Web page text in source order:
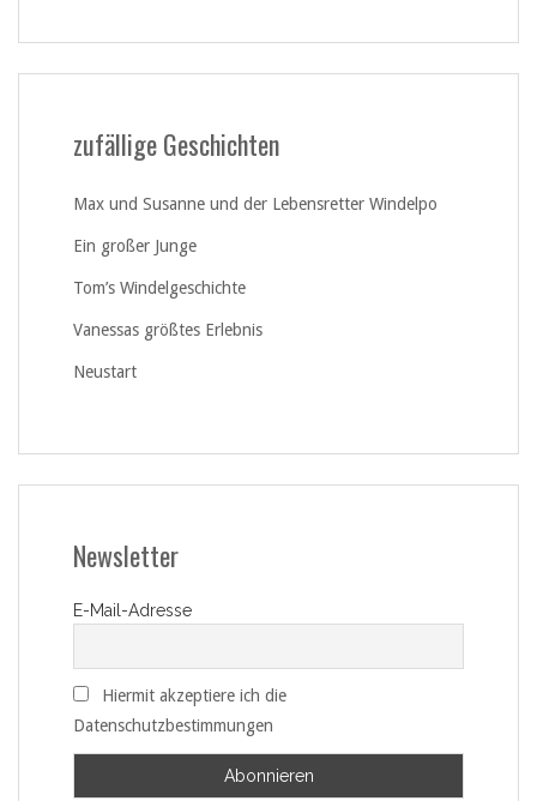
zufällige Geschichten
Max und Susanne und der Lebensretter Windelpo
Ein großer Junge
Tom’s Windelgeschichte
Vanessas größtes Erlebnis
Neustart
Newsletter
E-Mail-Adresse
Hiermit akzeptiere ich die
Datenschutzbestimmungen